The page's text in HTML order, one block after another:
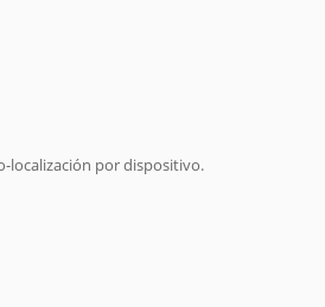
localización por dispositivo.